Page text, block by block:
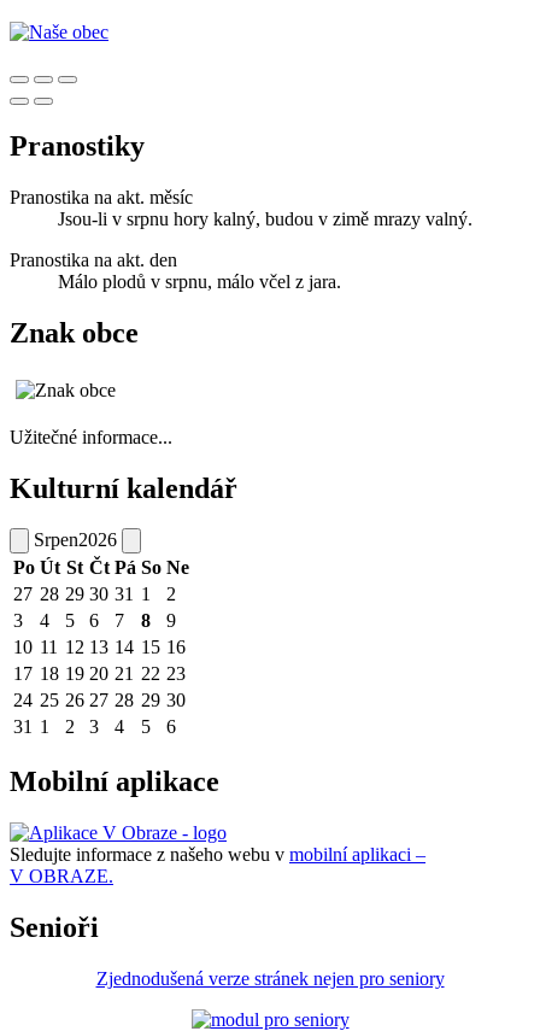
Pranostiky
Pranostika na akt. měsíc
Jsou-li v srpnu hory kalný, budou v zimě mrazy valný.
Pranostika na akt. den
Málo plodů v srpnu, málo včel z jara.
Znak obce
Užitečné informace...
Kulturní kalendář
Srpen2026
Po Út St Čt Pá So Ne
27 28 29 30 31 1
2
3
4 5 6 7 8
9
10 11 12 13 14 15 16
17 18 19 20 21 22 23
24 25 26 27 28 29 30
31 1 2 3 4 5 6
Mobilní aplikace
Sledujte informace z našeho webu v mobilní aplikaci –
V OBRAZE.
Senioři
Zjednodušená verze stránek nejen pro seniory